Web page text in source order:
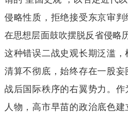
侵略性质，拒绝接受东京审判
在思想层面鼓吹摆脱反省侵略
这种错误二战史观长期泛滥
清算不彻底，始终存在一股
战后国际秩序的右翼势力。
人物，高市早苗的政治底色